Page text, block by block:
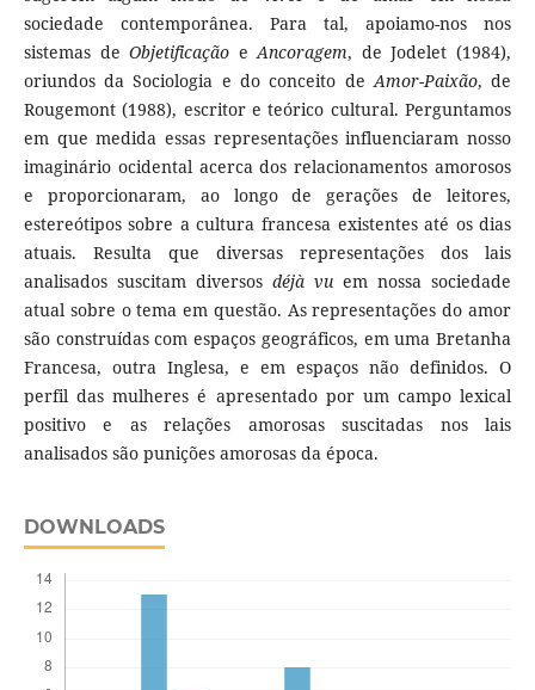
sociedade contemporânea. Para tal, apoiamo-nos nos
sistemas deObjetificação eAncoragem, de Jodelet (1984),
oriundos da Sociologia e do conceito deAmor-Paixão, de
Rougemont (1988), escritor e teórico cultural. Perguntamos
em que medida essas representações influenciaram nosso
imaginário ocidental acerca dos relacionamentos amorosos
e proporcionaram, ao longo de gerações de leitores,
estereótipos sobre a cultura francesa existentes até os dias
atuais. Resulta que diversas representações dos lais
analisados suscitam diversos déjà vu em nossa sociedade
atual sobre o tema em questão. As representações do amor
são construídas com espaços geográficos, em uma Bretanha
Francesa, outra Inglesa, e em espaços não definidos. O
perfil das mulheres é apresentado por um campo lexical
positivo e as relações amorosas suscitadas nos lais
analisados são punições amorosas da época.
DOWNLOADS